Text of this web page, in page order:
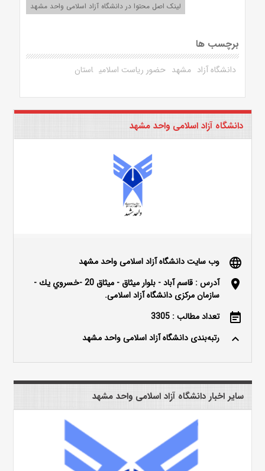
لینک اصل محتوا در دانشگاه آزاد اسلامی واحد مشهد
برچسب ها
دانشگاه آزاد مشهد حضور ریاست اسلامی استان
دانشگاه آزاد اسلامی واحد مشهد
language وب سایت دانشگاه آزاد اسلامی واحد مشهد
location_on
آدرس : قاسم آباد - بلوار ميثاق - ميثاق 20 -خسروي يك -
سازمان مرکزی دانشگاه آزاد اسلامی.
event_note تعداد مطالب : 3305
keyboard_arrow_up رتبه‌بندی دانشگاه آزاد اسلامی واحد مشهد
سایر اخبار دانشگاه آزاد اسلامی واحد مشهد